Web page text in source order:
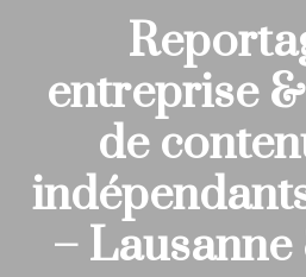
entreprise
de
–